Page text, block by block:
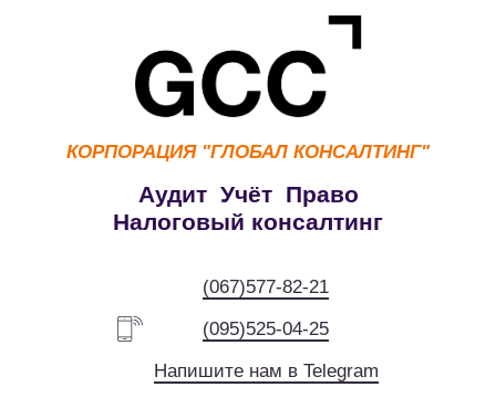
КОРПОРАЦИЯ "ГЛОБАЛ КОНСАЛТИНГ"
Аудит Учёт Право
Налоговый консалтинг
(067)577-82-21
(095)525-04-25
Напишите нам в Telegram